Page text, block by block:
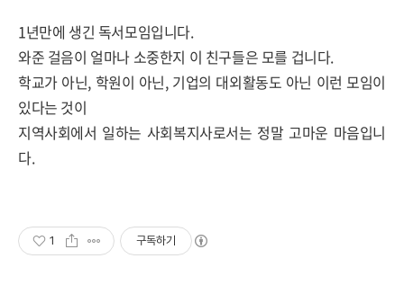
1년만에 생긴 독서모임입니다.
와준 걸음이 얼마나 소중한지 이 친구들은 모를 겁니다.
학교가 아닌, 학원이 아닌, 기업의 대외활동도 아닌 이런 모임이
있다는 것이
지역사회에서 일하는 사회복지사로서는 정말 고마운 마음입니
다.
1 구독하기